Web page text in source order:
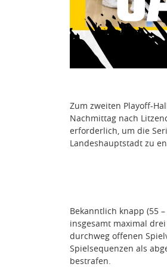
Zum zweiten Playoff-
Nachmittag nach
erforderlich, um die
Landeshauptstadt zu
Bekanntlich knapp (55
insgesamt maximal
durchweg offenen
Spielsequenzen als
bestrafen.